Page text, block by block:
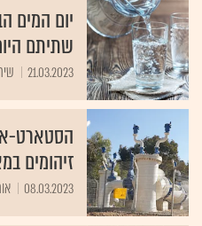
יום המים
שתיתם
21.03.2023
הסטארט-
זיהומים
08.03.2023